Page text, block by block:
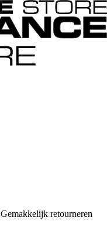
Gemakkelijk retourneren